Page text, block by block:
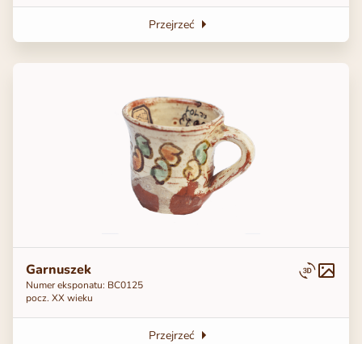
Przejrzeć
Garnuszek
Numer eksponatu: ВС0125
pocz. ХХ wieku
Przejrzeć